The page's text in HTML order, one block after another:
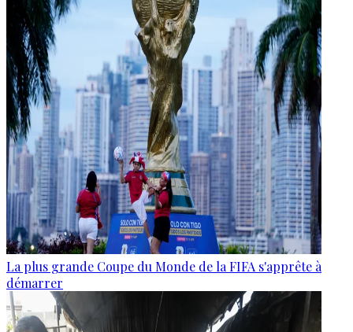
La plus grande Coupe du Monde de la FIFA s'apprête à
démarrer